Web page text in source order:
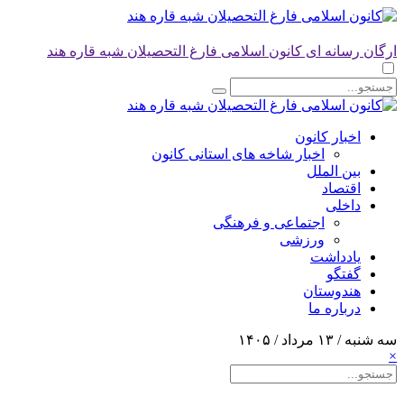
ارگان رسانه ای کانون اسلامی فارغ التحصیلان شبه قاره هند
اخبار کانون
اخبار شاخه های استانی کانون
بین الملل
اقتصاد
داخلی
اجتماعی و فرهنگی
ورزشی
یادداشت
گفتگو
هندوستان
درباره ما
سه شنبه / ۱۳ مرداد / ۱۴۰۵
×